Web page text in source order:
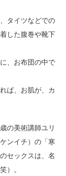
タイツなどでの
した腹巻や靴下
、お布団の中で
ば、お肌が、カ
の美術講師ユリ
ンイチ）の「寒
セックスは、名
）。